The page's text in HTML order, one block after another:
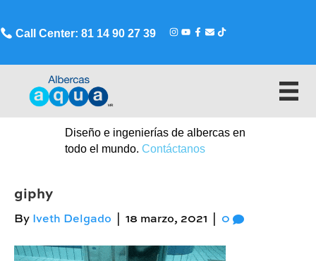
Call Center: 81 14 90 27 39
Diseño e ingenierías de albercas en
todo el mundo. Contáctanos
giphy
By Iveth Delgado 18 marzo, 2021 0